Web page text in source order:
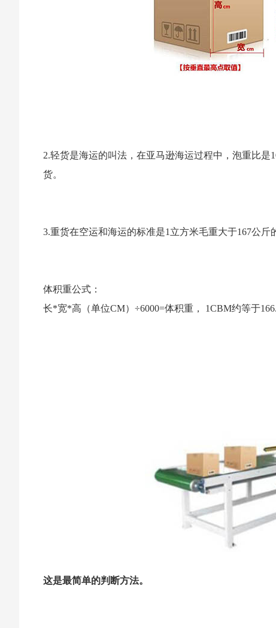
2.轻货是海运的叫法，在亚马逊海运过程中，泡重比
货。
3.重货在空运和海运的标准是1立方米毛重大于167公斤
体积重公式：
长*宽*高（单位CM）÷6000=体积重， 1CBM约等于
这是最简单的判断方法。